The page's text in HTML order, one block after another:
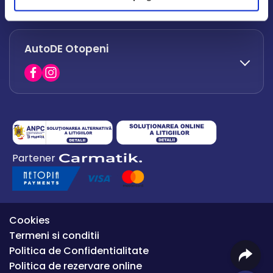
office.afumati@autode.ro
0730 063 852
0730 063 851
AutoDE Otopeni
0754 649 360
office.premium@autode.ro
Partener
Cookies
Termeni si conditii
Politica de Confidentialitate
Politica de rezervare online